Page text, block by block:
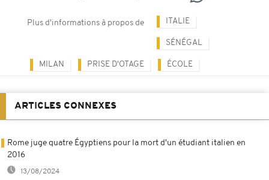
Plus d'informations à propos de ITALIE
SÉNÉGAL
MILAN PRISE D'OTAGE ÉCOLE
ARTICLES CONNEXES
Rome juge quatre Égyptiens pour la mort d'un étudiant italien en
2016
13/08/2024